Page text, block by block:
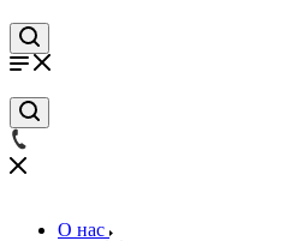
О нас